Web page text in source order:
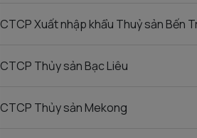
CTCP Xuất nhập khẩu Thuỷ sản Bến
CTCP Thủy sản Bạc Liêu
CTCP Thủy sản Mekong